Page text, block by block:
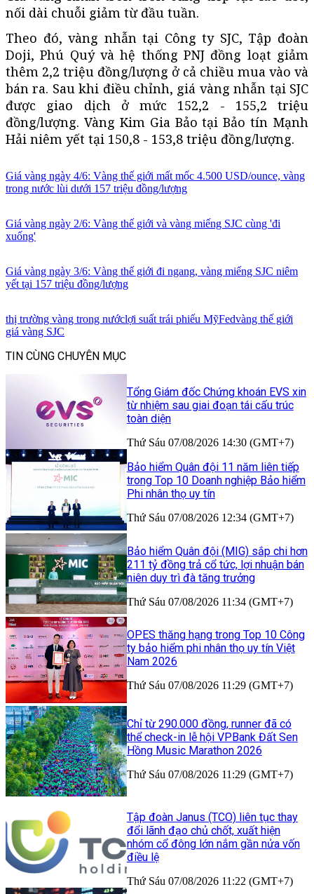
nối dài chuỗi giảm từ đầu tuần.
Theo đó, vàng nhẫn tại Công ty SJC, Tập đoàn
Doji, Phú Quý và hệ thống PNJ đồng loạt giảm
thêm 2,2 triệu đồng/lượng ở cả chiều mua vào và
bán ra. Sau khi điều chỉnh, giá vàng nhẫn tại SJC
được giao dịch ở mức 152,2 - 155,2 triệu
đồng/lượng. Vàng Kim Gia Bảo tại Bảo tín Mạnh
Hải niêm yết tại 150,8 - 153,8 triệu đồng/lượng.
Giá vàng ngày 4/6: Vàng thế giới mất mốc 4.500 USD/ounce, vàng
trong nước lùi dưới 157 triệu đồng/lượng
Giá vàng ngày 2/6: Vàng thế giới và vàng miếng SJC cùng 'đi
xuống'
Giá vàng ngày 3/6: Vàng thế giới đi ngang, vàng miếng SJC niêm
yết tại 157 triệu đồng/lượng
thị trường vàng trong nướclợi suất trái phiếu MỹFedvàng thế giới
giá vàng SJC
TIN CÙNG CHUYÊN MỤC
Tổng Giám đốc Chứng khoán EVS xin
từ nhiệm sau giai đoạn tái cấu trúc
toàn diện
Thứ Sáu 07/08/2026 14:30 (GMT+7)
Bảo hiểm Quân đội 11 năm liên tiếp
trong Top 10 Doanh nghiệp Bảo hiểm
Phi nhân thọ uy tín
Thứ Sáu 07/08/2026 12:34 (GMT+7)
Bảo hiểm Quân đội (MIG) sắp chi hơn
211 tỷ đồng trả cổ tức, lợi nhuận bán
niên duy trì đà tăng trưởng
Thứ Sáu 07/08/2026 11:34 (GMT+7)
OPES thăng hạng trong Top 10 Công
ty bảo hiểm phi nhân thọ uy tín Việt
Nam 2026
Thứ Sáu 07/08/2026 11:29 (GMT+7)
Chỉ từ 290.000 đồng, runner đã có
thể check-in lễ hội VPBank Đất Sen
Hồng Music Marathon 2026
Thứ Sáu 07/08/2026 11:29 (GMT+7)
Tập đoàn Janus (TCO) liên tục thay
đổi lãnh đạo chủ chốt, xuất hiện
nhóm cổ đông lớn nắm gần nửa vốn
điều lệ
Thứ Sáu 07/08/2026 11:22 (GMT+7)